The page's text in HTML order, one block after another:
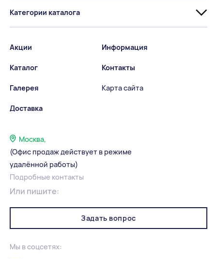
Категории каталога
Акции
Каталог
Галерея
Доставка
Информация
Контакты
Карта сайта
Москва,
(Офис продаж действует в режиме
удалённой работы)
Подробные контакты
Или пишите:
Задать вопрос
Мы в соцсетях: